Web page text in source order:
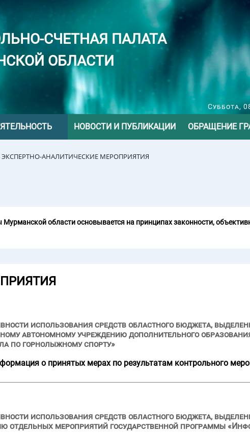
СЧЕТНАЯ ПАЛАТА
ОБЛАСТИ
Суббота,
НОВОСТИ И ПУБЛИКАЦИИ ОБРАЩЕНИЕ
ЭКСПЕРТНО-АНАЛИТИЧЕСКИЕ МЕРОПРИЯТИЯ
области основывается на принципах законности,
использования средств областного бюджета,
автономному учреждению дополнительного
по горнолыжному спорту»
о принятых мерах по результатам контрольного
использования средств областного бюджета,
отдельных мероприятий государственной программы